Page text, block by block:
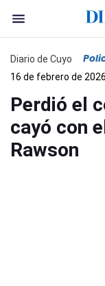
Diario de Cuyo
16 de febrero de
Perdió el
cayó con
Rawson